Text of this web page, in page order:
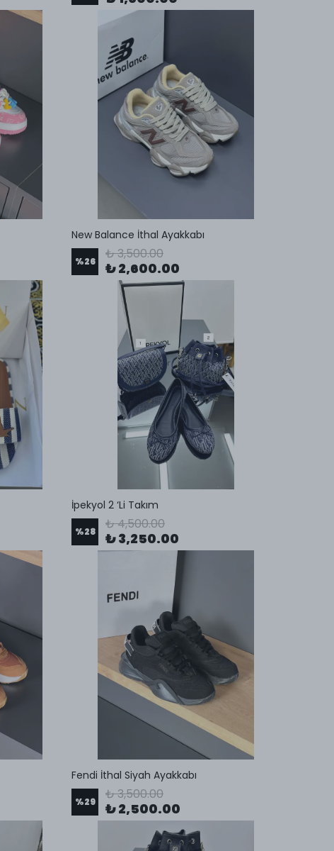
New Balance İthal Ayakkabı
%26 ₺ 3,500.00
₺ 2,600.00
İpekyol 2 ‘Li Takım
%28 ₺ 4,500.00
₺ 3,250.00
Fendi İthal Siyah Ayakkabı
%29 ₺ 3,500.00
₺ 2,500.00